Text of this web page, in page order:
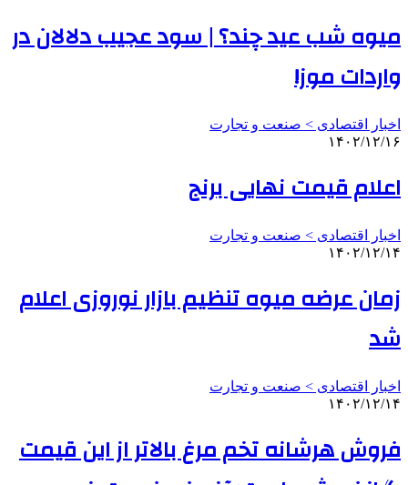
میوه شب عید چند؟ | سود عجیب دلالان در
واردات موز!
اخبار اقتصادی > صنعت و تجارت
۱۴۰۲/۱۲/۱۶
اعلام قیمت نهایی برنج
اخبار اقتصادی > صنعت و تجارت
۱۴۰۲/۱۲/۱۴
زمان عرضه میوه تنظیم بازار نوروزی اعلام
شد
اخبار اقتصادی > صنعت و تجارت
۱۴۰۲/۱۲/۱۴
فروش هرشانه تخم مرغ بالاتر از این قیمت